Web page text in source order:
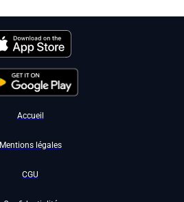
Accueil
Mentions légales
CGU